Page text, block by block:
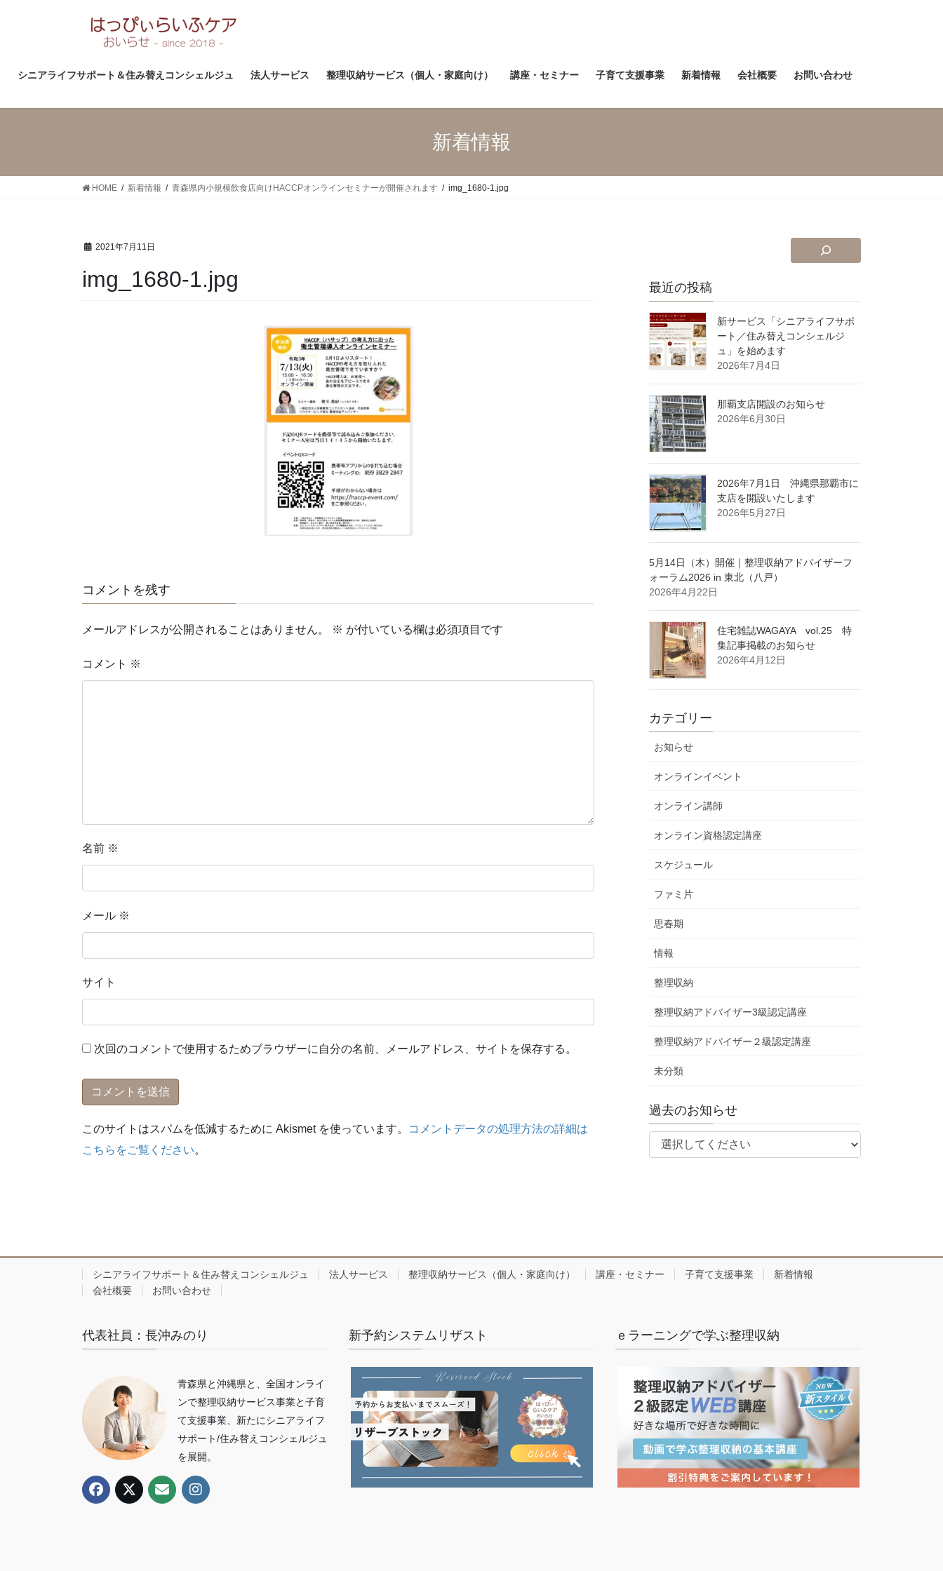
ス
ン
シニアライフサポート＆住み替えコンシェルジュ 法人サービス 整理収納サービス（個人・家庭向け） 講座・セミナー 子育て支援事業 新着情報 会社概要 お問い合わせ
新着情報
HOME 新着情報 青森県内小規模飲食店向けHACCPオンラインセミナーが開催されます img_1680-1.jpg
2021年7月11日
img_1680-1.jpg
コメントを残す
メールアドレスが公開されることはありません。 ※ が付いている欄は必須項目です
コメント ※
名前 ※
メール ※
サイト
次回のコメントで使用するためブラウザーに自分の名前、メールアドレス、サイトを保存する。
このサイトはスパムを低減するために Akismet を使っています。
コメントデータの処理方法の詳細は
こちらをご覧ください。
最近の投稿
新サービス「シニアライフサポ
ート／住み替えコンシェルジ
ュ」を始めます
2026年7月4日
那覇支店開設のお知らせ
2026年6月30日
2026年7月1日 沖縄県那覇市に
支店を開設いたします
2026年5月27日
5月14日（木）開催｜整理収納アドバイザーフ
ォーラム2026 in 東北（八戸）
2026年4月22日
住宅雑誌WAGAYA vol.25 特
集記事掲載のお知らせ
2026年4月12日
カテゴリー
お知らせ
オンラインイベント
オンライン講師
オンライン資格認定講座
スケジュール
ファミ片
思春期
情報
整理収納
整理収納アドバイザー3級認定講座
整理収納アドバイザー２級認定講座
未分類
過去のお知らせ
シニアライフサポート＆住み替えコンシェルジュ 法人サービス 整理収納サービス（個人・家庭向け） 講座・セミナー 子育て支援事業
新着情報
会社概要
お問い合わせ
代表社員：長沖みのり
青森県と沖縄県と、全国オンライ
ンで整理収納サービス事業と子育
て支援事業、新たにシニアライフ
サポート/住み替えコンシェルジュ
を展開。
新予約システムリザスト ｅラーニングで学ぶ整理収納